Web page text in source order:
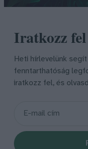
Iratkozz
Heti hírlevelünk
fenntarthatóság
iratkozz fel, és